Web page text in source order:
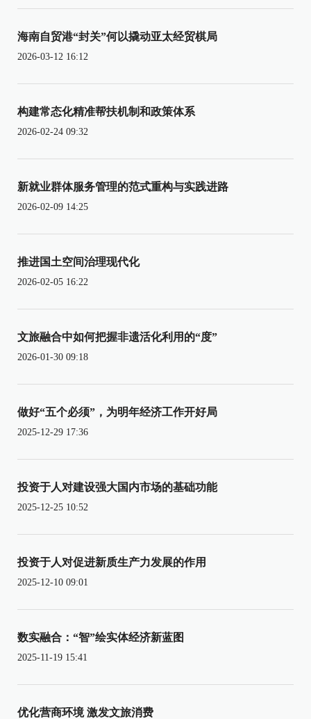
海南自贸港“封关”何以撬动亚太经贸棋局
2026-03-12 16:12
构建常态化精准帮扶机制和政策体系
2026-02-24 09:32
新就业群体服务管理的范式重构与实践进路
2026-02-09 14:25
推进国土空间治理现代化
2026-02-05 16:22
文旅融合中如何把握非遗活化利用的“度”
2026-01-30 09:18
做好“五个必须”，为明年经济工作开好局
2025-12-29 17:36
投资于人对建设强大国内市场的基础功能
2025-12-25 10:52
投资于人对促进新质生产力发展的作用
2025-12-10 09:01
数实融合：“智”绘实体经济新蓝图
2025-11-19 15:41
优化营商环境 激发文旅消费